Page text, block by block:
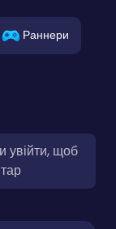
Раннери
увійти, щоб